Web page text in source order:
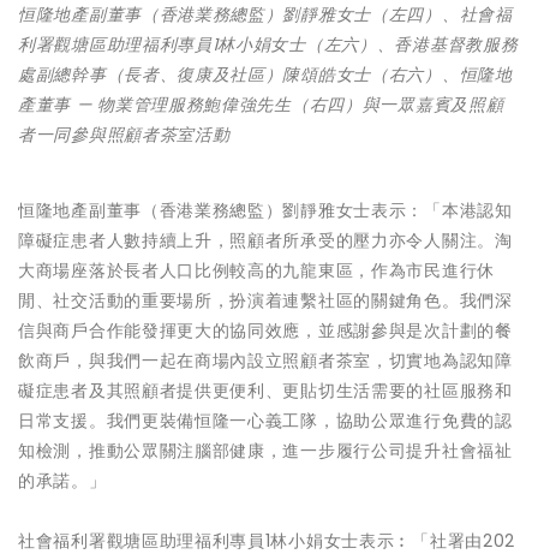
恒隆地產副董事（香港業務總監）劉靜雅女士（左四）、社會福
利署觀塘區助理福利專員1林小娟女士（左六）、香港基督教服務
處副總幹事（長者、復康及社區）陳頌皓女士（右六）、恒隆地
產董事 — 物業管理服務鮑偉強先生（右四）與一眾嘉賓及照顧
者一同參與照顧者茶室活動
恒隆地產副董事（香港業務總監）劉靜雅女士表示：「本港認知
障礙症患者人數持續上升，照顧者所承受的壓力亦令人關注。淘
大商場座落於長者人口比例較高的九龍東區，作為市民進行休
閒、社交活動的重要場所，扮演着連繫社區的關鍵角色。我們深
信與商戶合作能發揮更大的協同效應，並感謝參與是次計劃的餐
飲商戶，與我們一起在商場內設立照顧者茶室，切實地為認知障
礙症患者及其照顧者提供更便利、更貼切生活需要的社區服務和
日常支援。我們更裝備恒隆一心義工隊，協助公眾進行免費的認
知檢測，推動公眾關注腦部健康，進一步履行公司提升社會福祉
的承諾​。」
社會福利署觀塘區助理福利專員1林小娟女士表示︰「社署由202